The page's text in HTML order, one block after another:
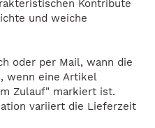
Kontribute
und weiche
oder per Mail, wann die
wenn eine Artikel
Zulauf" markiert ist.
variiert die Lieferzeit